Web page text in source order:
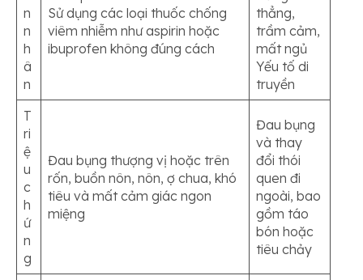
n
n
h
â
n
Sử dụng các loại thuốc chống
viêm nhiễm như aspirin hoặc
ibuprofen không đúng cách
thẳng,
trầm cảm,
mất ngủ
Yếu tố di
truyền
T
ri
ệ
u
c
h
ứ
n
g
Đau bụng thượng vị hoặc trên
rốn, buồn nôn, nôn, ợ chua, khó
tiêu và mất cảm giác ngon
miệng
Đau bụng
và thay
đổi thói
quen đi
ngoài, bao
gồm táo
bón hoặc
tiêu chảy